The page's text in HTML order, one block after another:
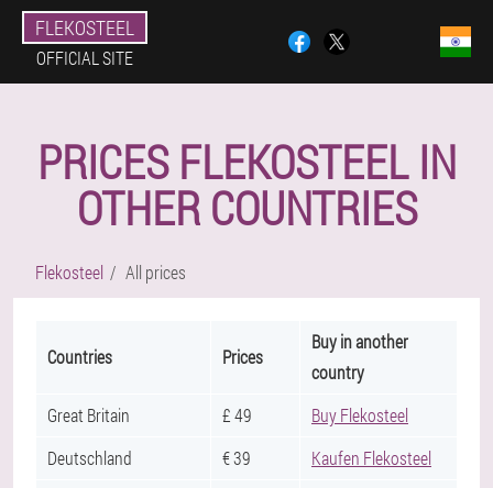
FLEKOSTEEL
OFFICIAL SITE
PRICES FLEKOSTEEL IN
OTHER COUNTRIES
Flekosteel All prices
Countries Prices
Buy in another
country
Great Britain
£ 49
Buy Flekosteel
Deutschland
€ 39
Kaufen Flekosteel